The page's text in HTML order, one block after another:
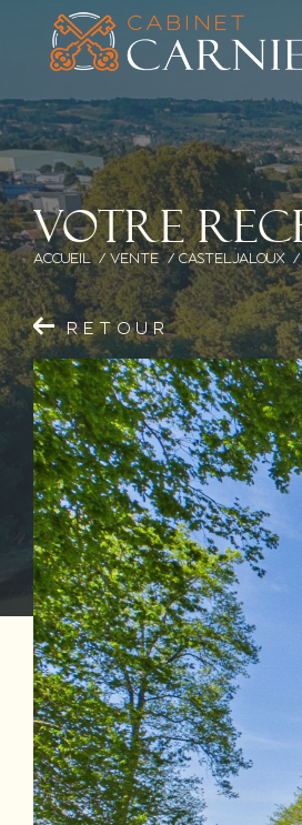
Votre rec
ACCUEIL VENTE CASTELJALOUX
RETOUR